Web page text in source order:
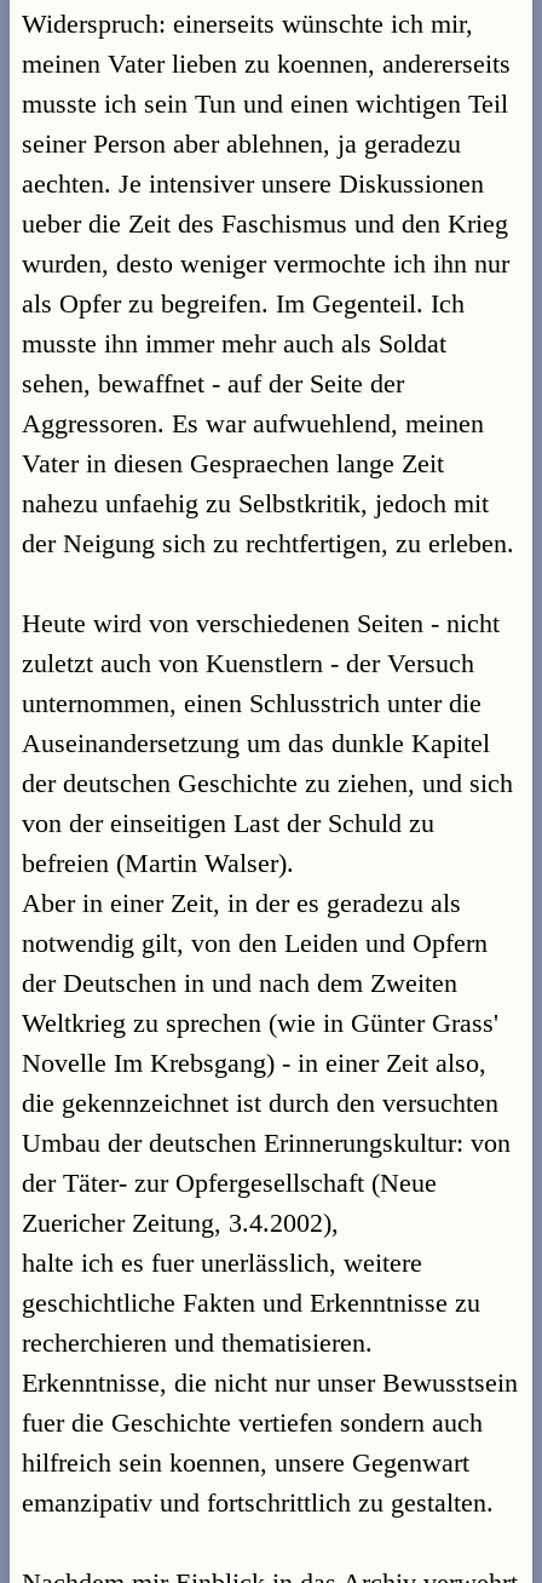
Widerspruch: einerseits wünschte ich mir,
meinen Vater lieben zu koennen, andererseits
musste ich sein Tun und einen wichtigen Teil
seiner Person aber ablehnen, ja geradezu
aechten. Je intensiver unsere Diskussionen
ueber die Zeit des Faschismus und den Krieg
wurden, desto weniger vermochte ich ihn nur
als Opfer zu begreifen. Im Gegenteil. Ich
musste ihn immer mehr auch als Soldat
sehen, bewaffnet - auf der Seite der
Aggressoren. Es war aufwuehlend, meinen
Vater in diesen Gespraechen lange Zeit
nahezu unfaehig zu Selbstkritik, jedoch mit
der Neigung sich zu rechtfertigen, zu erleben.
Heute wird von verschiedenen Seiten - nicht
zuletzt auch von Kuenstlern - der Versuch
unternommen, einen Schlusstrich unter die
Auseinandersetzung um das dunkle Kapitel
der deutschen Geschichte zu ziehen, und sich
von der einseitigen Last der Schuld zu
befreien (Martin Walser).
Aber in einer Zeit, in der es geradezu als
notwendig gilt, von den Leiden und Opfern
der Deutschen in und nach dem Zweiten
Weltkrieg zu sprechen (wie in Günter Grass'
Novelle Im Krebsgang) - in einer Zeit also,
die gekennzeichnet ist durch den versuchten
Umbau der deutschen Erinnerungskultur: von
der Täter- zur Opfergesellschaft (Neue
Zuericher Zeitung, 3.4.2002),
halte ich es fuer unerlässlich, weitere
geschichtliche Fakten und Erkenntnisse zu
recherchieren und thematisieren.
Erkenntnisse, die nicht nur unser Bewusstsein
fuer die Geschichte vertiefen sondern auch
hilfreich sein koennen, unsere Gegenwart
emanzipativ und fortschrittlich zu gestalten.